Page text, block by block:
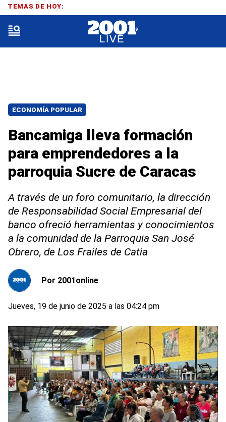
ECONOMÍA POPULAR
Bancamiga lleva formación
para emprendedores a la
parroquia Sucre de Caracas
A través de un foro comunitario, la dirección
de Responsabilidad Social Empresarial del
banco ofreció herramientas y conocimientos
a la comunidad de la Parroquia San José
Obrero, de Los Frailes de Catia
Por 2001online
Jueves, 19 de junio de 2025 a las 04:24 pm
TEMAS DE HOY: